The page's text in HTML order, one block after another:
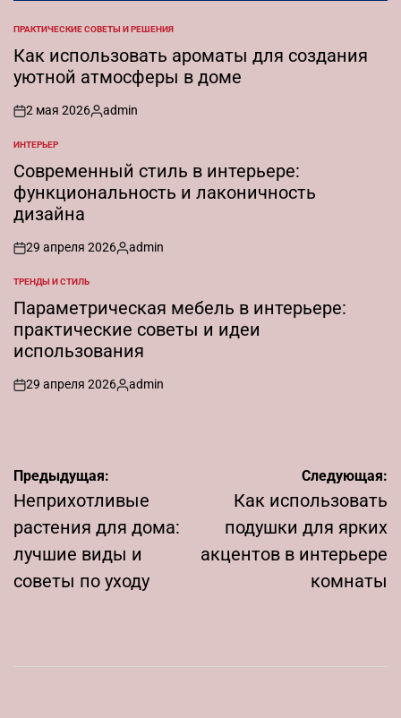
ОПУБЛИКОВАНО
В
ПРАКТИЧЕСКИЕ СОВЕТЫ И РЕШЕНИЯ
Как использовать ароматы для создания
уютной атмосферы в доме
on
2 мая 2026
Запись
admin
ОПУБЛИКОВАНО
В
ИНТЕРЬЕР
Современный стиль в интерьере:
функциональность и лаконичность
дизайна
on
29 апреля 2026
Запись
admin
ОПУБЛИКОВАНО
В
ТРЕНДЫ И СТИЛЬ
Параметрическая мебель в интерьере:
практические советы и идеи
использования
on
29 апреля 2026
Запись
admin
Навигация
по
записям
Предыдущая:
Неприхотливые
растения для дома:
лучшие виды и
советы по уходу
Следующая:
Как использовать
подушки для ярких
акцентов в интерьере
комнаты